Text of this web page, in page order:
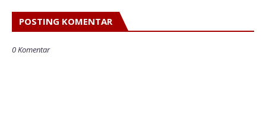
POSTING KOMENTAR
0 Komentar